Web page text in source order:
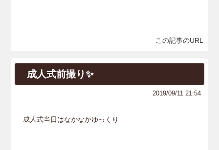
この記事のURL
成人式前撮り✨
2019/09/11 21:54
成人式当日はなかなかゆっくり